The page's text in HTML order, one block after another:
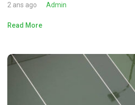
2 ans ago Admin
Read More